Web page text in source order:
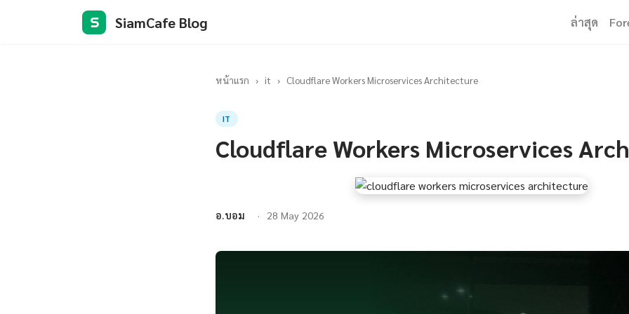
S SiamCafe Blog ล่าสุด
หน้าแรก › it › Cloudflare Workers Microservices Architecture
IT
Cloudflare Workers Microservices
อ.บอม 28 May 2026